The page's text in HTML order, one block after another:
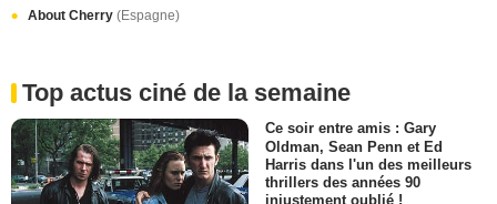
About Cherry (Espagne)
Top actus ciné de la semaine
Ce soir entre amis : Gary
Oldman, Sean Penn et Ed
Harris dans l'un des meilleurs
thrillers des années 90
injustement oublié !